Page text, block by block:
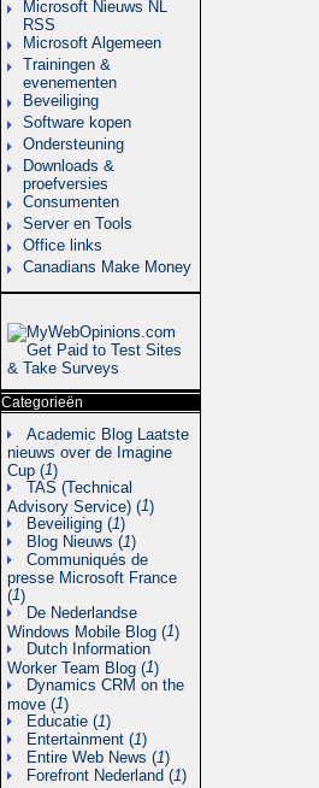
Microsoft Nieuws NL
RSS
Microsoft Algemeen
Trainingen &
evenementen
Beveiliging
Software kopen
Ondersteuning
Downloads &
proefversies
Consumenten
Server en Tools
Office links
Canadians Make Money
Categorieën
Academic Blog Laatste
nieuws over de Imagine
Cup (1)
TAS (Technical
Advisory Service) (1)
Beveiliging (1)
Blog Nieuws (1)
Communiqués de
presse Microsoft France
(1)
De Nederlandse
Windows Mobile Blog (1)
Dutch Information
Worker Team Blog (1)
Dynamics CRM on the
move (1)
Educatie (1)
Entertainment (1)
Entire Web News (1)
Forefront Nederland (1)